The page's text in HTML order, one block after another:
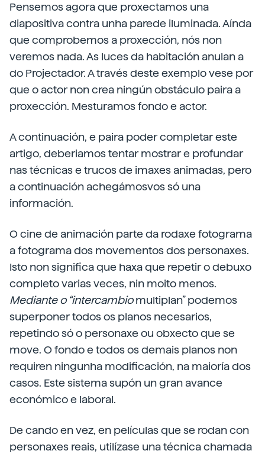
Pensemos agora que proxectamos una
diapositiva contra unha parede iluminada. Aínda
que comprobemos a proxección, nós non
veremos nada. As luces da habitación anulan a
do Projectador. A través deste exemplo vese por
que o actor non crea ningún obstáculo paira a
proxección. Mesturamos fondo e actor.
A continuación, e paira poder completar este
artigo, deberiamos tentar mostrar e profundar
nas técnicas e trucos de imaxes animadas, pero
a continuación achegámosvos só una
información.
O cine de animación parte da rodaxe fotograma
a fotograma dos movementos dos personaxes.
Isto non significa que haxa que repetir o debuxo
completo varias veces, nin moito menos.
Mediante o “intercambiomultiplan” podemos
superponer todos os planos necesarios,
repetindo só o personaxe ou obxecto que se
move. O fondo e todos os demais planos non
requiren ningunha modificación, na maioría dos
casos. Este sistema supón un gran avance
económico e laboral.
De cando en vez, en películas que se rodan con
personaxes reais, utilízase una técnica chamada